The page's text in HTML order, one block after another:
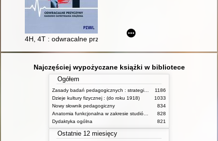
4H, 4T : odwracalne przyczyny nagłego zatrzymania krążenia
Najczęściej wypożyczane książki w bibliotece
Ogółem
1186
Dzieje kultury fizycznej : (do roku 1918)
1033
Nowy słownik pedagogiczny
834
828
Dydaktyka ogólna
821
Ostatnie 12 miesięcy